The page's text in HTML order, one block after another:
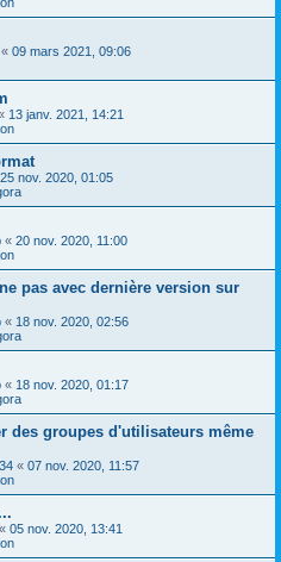
« 09 mars 2021, 09:06
13 janv. 2021, 14:21
25 nov. 2020, 01:05
« 20 nov. 2020, 11:00
pas avec dernière version sur
« 18 nov. 2020, 02:56
« 18 nov. 2020, 01:17
des groupes d'utilisateurs même
« 07 nov. 2020, 11:57
« 05 nov. 2020, 13:41